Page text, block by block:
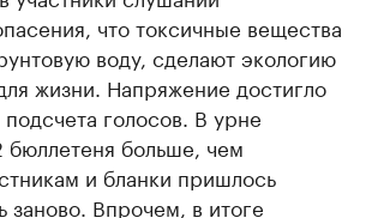
что токсичные вещества
воду, сделают экологию
жизни. Напряжение достигло
голосов. В урне
бюллетеня больше, чем
и бланки пришлось
заново. Впрочем, в итоге